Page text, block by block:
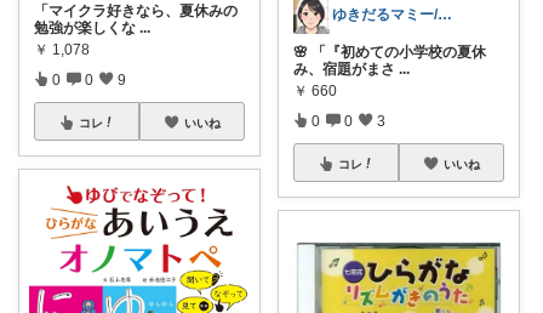
「マイクラ好きなら、夏休みの
勉強が楽しくな ...
￥ 1,078
0 0 9
コレ いいね
ゆきだるマミー/ママ向け便利グッズ
🌸 「『初めての小学校の夏休
み、宿題がまさ ...
￥ 660
0 0 3
コレ いいね